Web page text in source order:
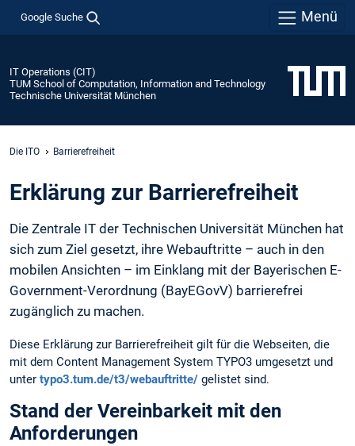
Google Suche Menü
IT Operations (CIT)
TUM School of Computation, Information and Technology
Technische Universität München
Die ITO Barrierefreiheit
Erklärung zur Barrierefreiheit
Die Zentrale IT der Technischen Universität München hat
sich zum Ziel gesetzt, ihre Webauftritte – auch in den
mobilen Ansichten – im Einklang mit der Bayerischen E-
Government-Verordnung (BayEGovV) barrierefrei
zugänglich zu machen.
Diese Erklärung zur Barrierefreiheit gilt für die Webseiten, die
mit dem Content Management System TYPO3 umgesetzt und
unter typo3.tum.de/t3/webauftritte/ gelistet sind.
Stand der Vereinbarkeit mit den
Anforderungen